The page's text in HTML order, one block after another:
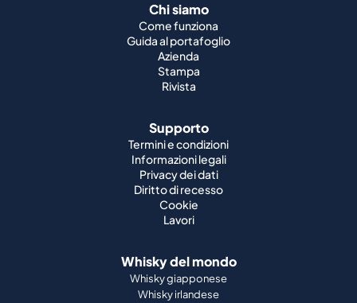
Chi siamo
Come funziona
Guida al portafoglio
Azienda
Stampa
Rivista
Supporto
Termini e condizioni
Informazioni legali
Privacy dei dati
Diritto di recesso
Cookie
Lavori
Whisky del mondo
Whisky giapponese
Whisky irlandese